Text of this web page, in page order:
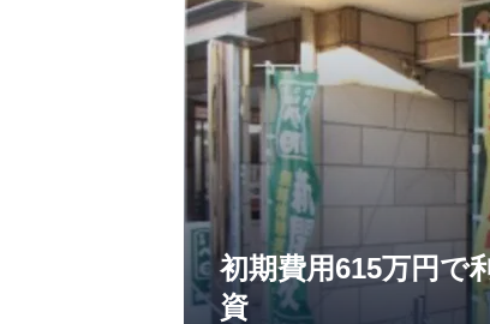
初期費用615万円で
資